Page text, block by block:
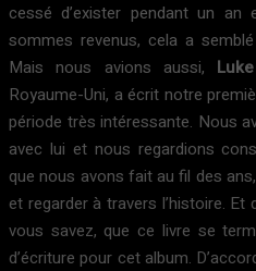
cessé d’exister pendant un
sommes revenus, cela a
Mais nous avions aussi,
Royaume-Uni, a écrit notre
période très intéressante. Nous
avec lui et nous regardions
que nous avons fait au fil des
et regarder à travers l’histoire. Et
vous savez, que ce livre se
d’écriture pour cet album.